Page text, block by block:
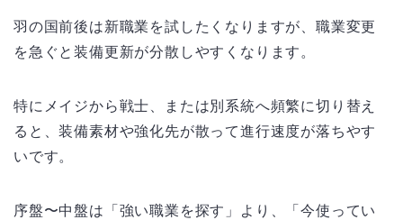
羽の国前後は新職業を試したくなりますが、職業変更
を急ぐと装備更新が分散しやすくなります。
特にメイジから戦士、または別系統へ頻繁に切り替え
ると、装備素材や強化先が散って進行速度が落ちやす
いです。
序盤〜中盤は「強い職業を探す」より、「今使ってい